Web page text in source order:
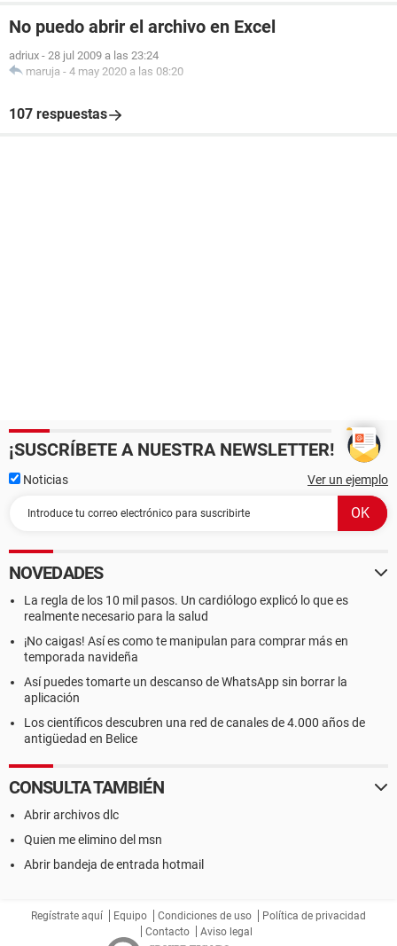
No puedo abrir el archivo en Excel
adriux - 28 jul 2009 a las 23:24
maruja - 4 may 2020 a las 08:20
107 respuestas
¡SUSCRÍBETE A NUESTRA NEWSLETTER!
Noticias Ver un ejemplo
NOVEDADES
La regla de los 10 mil pasos. Un cardiólogo explicó lo que es
realmente necesario para la salud
¡No caigas! Así es como te manipulan para comprar más en
temporada navideña
Así puedes tomarte un descanso de WhatsApp sin borrar la
aplicación
Los científicos descubren una red de canales de 4.000 años de
antigüedad en Belice
CONSULTA TAMBIÉN
Abrir archivos dlc
Quien me elimino del msn
Abrir bandeja de entrada hotmail
Regístrate aquí Equipo Condiciones de uso
Política de privacidad
Contacto
Aviso legal